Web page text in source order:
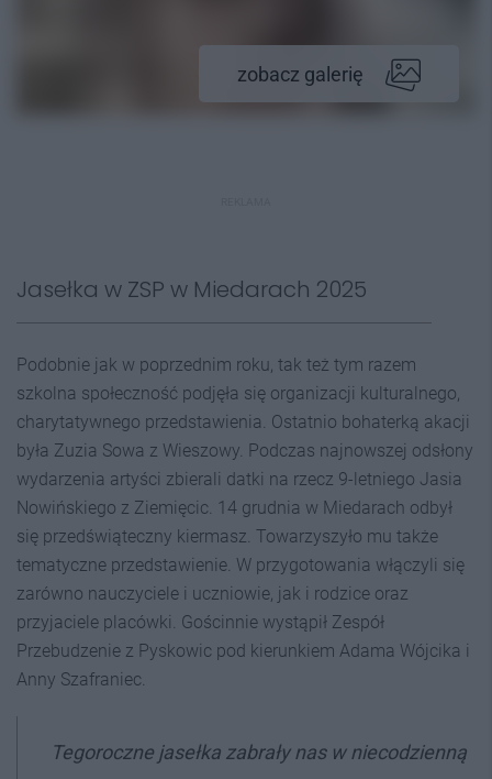
zobacz galerię
Jasełka w ZSP w Miedarach 2025
Podobnie jak w poprzednim roku, tak też tym razem
szkolna społeczność podjęła się organizacji kulturalnego,
charytatywnego przedstawienia. Ostatnio bohaterką akacji
była Zuzia Sowa z Wieszowy. Podczas najnowszej odsłony
wydarzenia artyści zbierali datki na rzecz 9-letniego Jasia
Nowińskiego z Ziemięcic. 14 grudnia w Miedarach odbył
się przedświąteczny kiermasz. Towarzyszyło mu także
tematyczne przedstawienie. W przygotowania włączyli się
zarówno nauczyciele i uczniowie, jak i rodzice oraz
przyjaciele placówki. Gościnnie wystąpił Zespół
Przebudzenie z Pyskowic pod kierunkiem Adama Wójcika i
Anny Szafraniec.
Tegoroczne jasełka zabrały nas w niecodzienną